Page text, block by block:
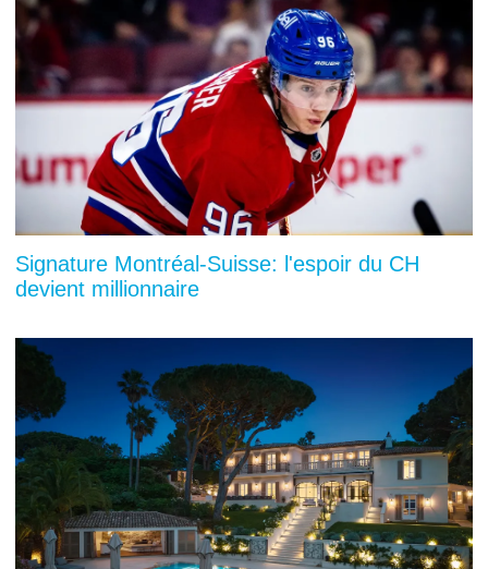
Signature Montréal-Suisse: l'espoir du CH
devient millionnaire